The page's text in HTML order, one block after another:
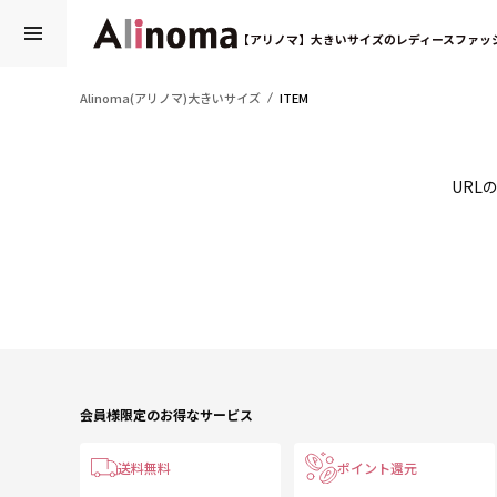
【アリノマ】大きいサイズのレディースファッ
Alinoma(アリノマ)大きいサイズ ITEM
URL
会員様限定のお得なサービス
送料無料 ポイント還元